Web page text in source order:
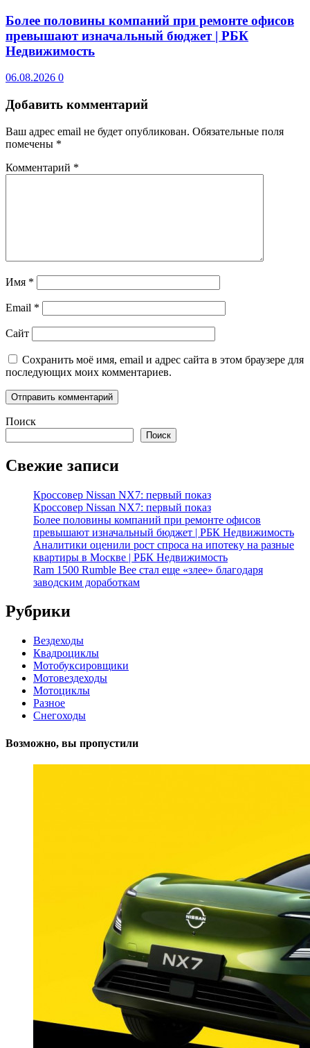
Более половины компаний при ремонте офисов
превышают изначальный бюджет | РБК
Недвижимость
06.08.2026 0
Добавить комментарий
Ваш адрес email не будет опубликован. Обязательные поля
помечены *
Комментарий *
Имя *
Email *
Сайт
Сохранить моё имя, email и адрес сайта в этом браузере для
последующих моих комментариев.
Поиск
Поиск
Свежие записи
Кроссовер Nissan NX7: первый показ
Кроссовер Nissan NX7: первый показ
Более половины компаний при ремонте офисов
превышают изначальный бюджет | РБК Недвижимость
Аналитики оценили рост спроса на ипотеку на разные
квартиры в Москве | РБК Недвижимость
Ram 1500 Rumble Bee стал еще «злее» благодаря
заводским доработкам
Рубрики
Вездеходы
Квадроциклы
Мотобуксировщики
Мотовездеходы
Мотоциклы
Разное
Снегоходы
Возможно, вы пропустили